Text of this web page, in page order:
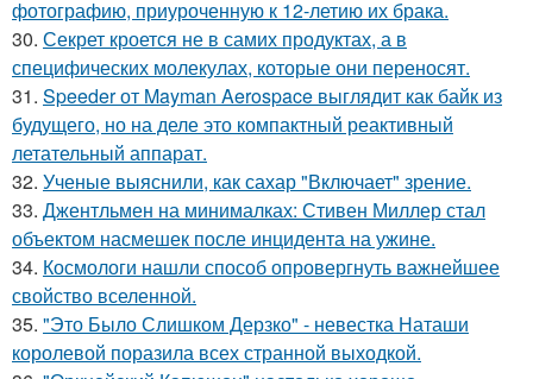
фотографию, приуроченную к 12-летию их брака.
30. Секрет кроется не в самих продуктах, а в
специфических молекулах, которые они переносят.
31. Speeder от Mayman Aerospace выглядит как байк из
будущего, но на деле это компактный реактивный
летательный аппарат.
32. Ученые выяснили, как сахар "Включает" зрение.
33. Джентльмен на минималках: Стивен Миллер стал
объектом насмешек после инцидента на ужине.
34. Космологи нашли способ опровергнуть важнейшее
свойство вселенной.
35. "Это Было Слишком Дерзко" - невестка Наташи
королевой поразила всех странной выходкой.